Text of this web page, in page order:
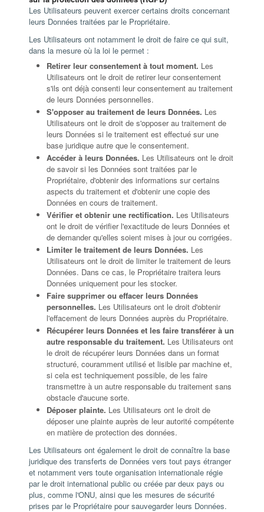
Les Utilisateurs peuvent exercer certains droits concernant
leurs Données traitées par le Propriétaire.
Les Utilisateurs ont notamment le droit de faire ce qui suit,
dans la mesure où la loi le permet :
Retirer leur consentement à tout moment. Les
Utilisateurs ont le droit de retirer leur consentement
s'ils ont déjà consenti leur consentement au traitement
de leurs Données personnelles.
S'opposer au traitement de leurs Données. Les
Utilisateurs ont le droit de s'opposer au traitement de
leurs Données si le traitement est effectué sur une
base juridique autre que le consentement.
Accéder à leurs Données. Les Utilisateurs ont le droit
de savoir si les Données sont traitées par le
Propriétaire, d'obtenir des informations sur certains
aspects du traitement et d'obtenir une copie des
Données en cours de traitement.
Vérifier et obtenir une rectification. Les Utilisateurs
ont le droit de vérifier l'exactitude de leurs Données et
de demander qu'elles soient mises à jour ou corrigées.
Limiter le traitement de leurs Données. Les
Utilisateurs ont le droit de limiter le traitement de leurs
Données. Dans ce cas, le Propriétaire traitera leurs
Données uniquement pour les stocker.
Faire supprimer ou effacer leurs Données
personnelles. Les Utilisateurs ont le droit d'obtenir
l'effacement de leurs Données auprès du Propriétaire.
Récupérer leurs Données et les faire transférer à un
autre responsable du traitement. Les Utilisateurs ont
le droit de récupérer leurs Données dans un format
structuré, couramment utilisé et lisible par machine et,
si cela est techniquement possible, de les faire
transmettre à un autre responsable du traitement sans
obstacle d'aucune sorte.
Déposer plainte. Les Utilisateurs ont le droit de
déposer une plainte auprès de leur autorité compétente
en matière de protection des données.
Les Utilisateurs ont également le droit de connaître la base
juridique des transferts de Données vers tout pays étranger
et notamment vers toute organisation internationale régie
par le droit international public ou créée par deux pays ou
plus, comme l'ONU, ainsi que les mesures de sécurité
prises par le Propriétaire pour sauvegarder leurs Données.